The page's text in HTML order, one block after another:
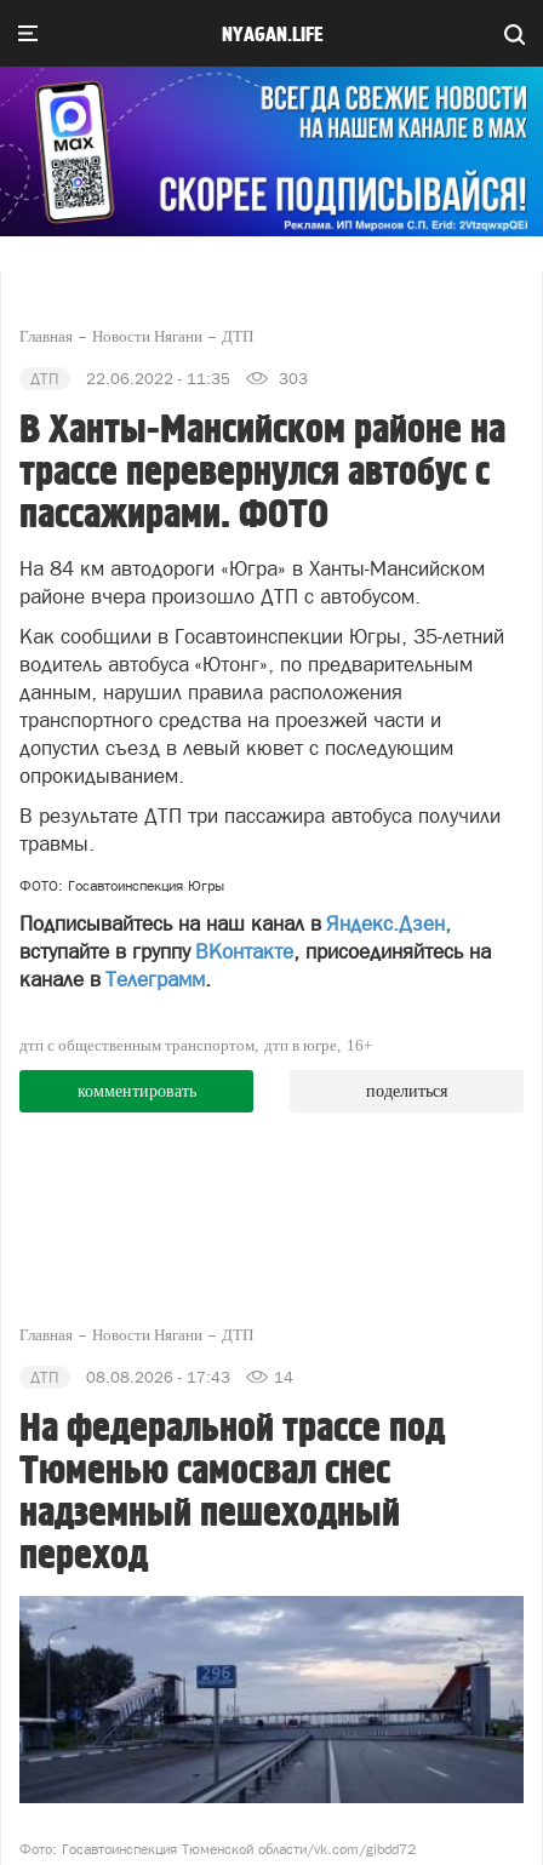
NYAGAN.LIFE
Главная Новости Нягани ДТП
ДТП 22.06.2022 - 11:35 303
В Ханты-Мансийском районе на
трассе перевернулся автобус с
пассажирами. ФОТО
На 84 км автодороги «Югра» в Ханты-Мансийском
районе вчера произошло ДТП с автобусом.
Как сообщили в Госавтоинспекции Югры, 35-летний
водитель автобуса «Ютонг», по предварительным
данным, нарушил правила расположения
транспортного средства на проезжей части и
допустил съезд в левый кювет с последующим
опрокидыванием.
В результате ДТП три пассажира автобуса получили
травмы.
ФОТО: Госавтоинспекция Югры
Подписывайтесь на наш канал в Яндекс.Дзен,
вступайте в группу ВКонтакте, присоединяйтесь на
канале в Телеграмм.
дтп с общественным транспортом дтп в югре 16+
комментировать поделиться
Главная Новости Нягани ДТП
ДТП 08.08.2026 - 17:43 14
На федеральной трассе под
Тюменью самосвал снес
надземный пешеходный
переход
Фото: Госавтоинспекция Тюменской области/vk.com/gibdd72